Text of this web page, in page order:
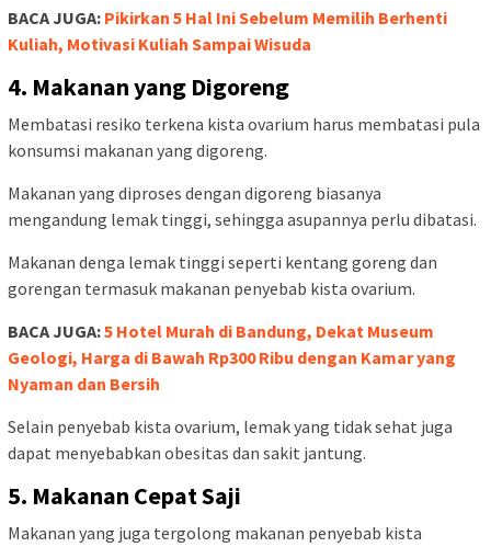
BACA JUGA: Pikirkan 5 Hal Ini Sebelum Memilih Berhenti
Kuliah, Motivasi Kuliah Sampai Wisuda
4. Makanan yang Digoreng
Membatasi resiko terkena kista ovarium harus membatasi pula
konsumsi makanan yang digoreng.
Makanan yang diproses dengan digoreng biasanya
mengandung lemak tinggi, sehingga asupannya perlu dibatasi.
Makanan denga lemak tinggi seperti kentang goreng dan
gorengan termasuk makanan penyebab kista ovarium.
BACA JUGA:5 Hotel Murah di Bandung, Dekat Museum
Geologi, Harga di Bawah Rp300 Ribu dengan Kamar yang
Nyaman dan Bersih
Selain penyebab kista ovarium, lemak yang tidak sehat juga
dapat menyebabkan obesitas dan sakit jantung.
5. Makanan Cepat Saji
Makanan yang juga tergolong makanan penyebab kista